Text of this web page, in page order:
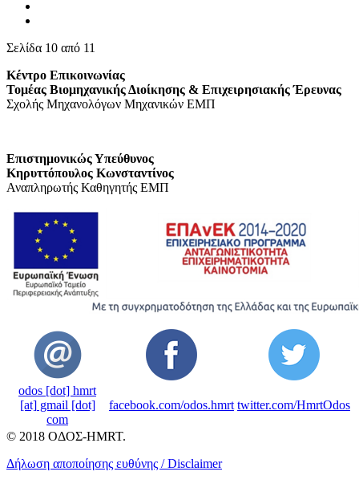
Σελίδα 10 από 11
Κέντρο Επικοινωνίας
Τομέας Βιομηχανικής Διοίκησης & Επιχειρησιακής Έρευνας
Σχολής Μηχανολόγων Μηχανικών ΕΜΠ
Επιστημονικώς Υπεύθυνος
Κηρυττόπουλος Κωνσταντίνος
Αναπληρωτής Καθηγητής ΕΜΠ
odos [dot] hmrt
[at] gmail [dot]
com
facebook.com/odos.hmrt twitter.com/HmrtOdos
© 2018 ΟΔΟΣ-HMRT.
Δήλωση αποποίησης ευθύνης / Disclaimer